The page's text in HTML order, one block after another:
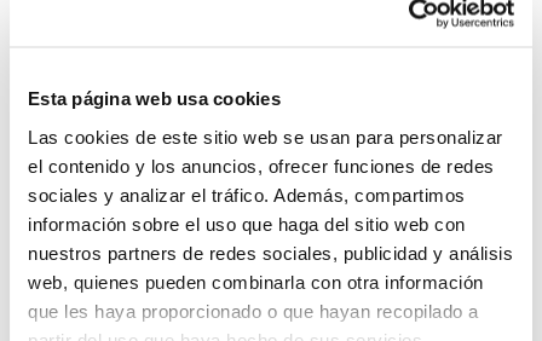
Esta página web usa cookies
Las cookies de este sitio web se usan para personalizar
el contenido y los anuncios, ofrecer funciones de redes
sociales y analizar el tráfico. Además, compartimos
información sobre el uso que haga del sitio web con
nuestros partners de redes sociales, publicidad y análisis
web, quienes pueden combinarla con otra información
que les haya proporcionado o que hayan recopilado a
El objetivo de este concurso es premiar el mejor
las licencias de la temporada 2013-2014 de la
así como premiar al concursante cuyo trabajo haya
sido el más votado en la web de Superdeporte.
El plazo de presentación de los trabajos finalizará el
15 de junio de 2013. Si eres el ganador también te
llevarás importantes premios.